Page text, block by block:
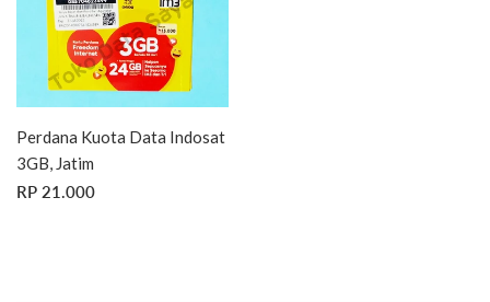
Perdana Kuota Data Indosat
3GB, Jatim
HARGA
RP 21.000